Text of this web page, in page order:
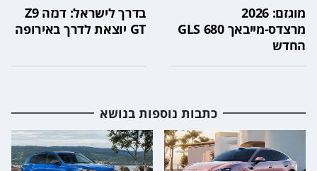
מוגזם: 2026
מרצדס-מייבאך GLS 680
החדש
בדרך לישראל: דנזה Z9
GT יוצאת לדרך באירופה
כתבות נוספות בנושא